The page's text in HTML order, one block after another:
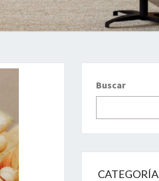
Buscar